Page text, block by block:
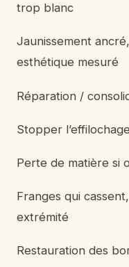
trop blanc
Jaunissement
esthétique mesuré
Réparation /
Stopper
Perte de matière si
Franges qui
extrémité
Restauration des